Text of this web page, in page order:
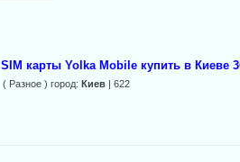
SIM карты Yolka Mobile купить в Киеве
( Разное ) город: Киев| 622